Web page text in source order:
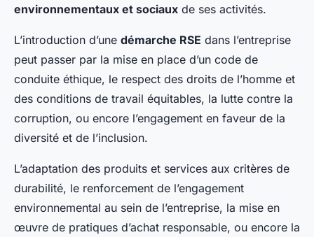
environnementaux et sociaux de ses activités.
L’introduction d’une démarche RSE dans l’entreprise
peut passer par la mise en place d’un code de
conduite éthique, le respect des droits de l’homme et
des conditions de travail équitables, la lutte contre la
corruption, ou encore l’engagement en faveur de la
diversité et de l’inclusion.
L’adaptation des produits et services aux critères de
durabilité, le renforcement de l’engagement
environnemental au sein de l’entreprise, la mise en
œuvre de pratiques d’achat responsable, ou encore la